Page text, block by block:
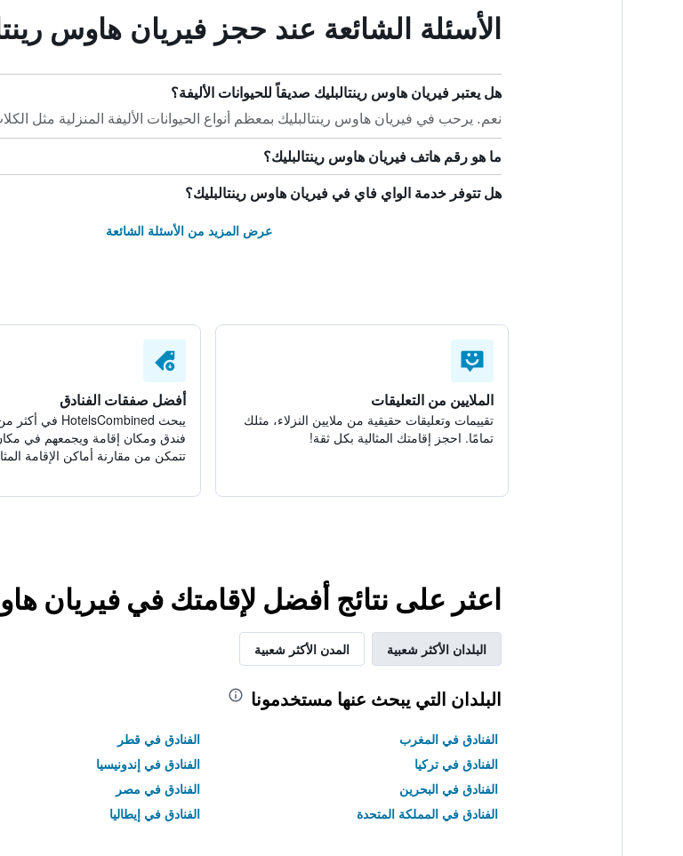
الأسئلة الشائعة عند حجز فيريان هاوس
هل يعتبر فيريان هاوس رينتالبليك صديقاً للحيوانات الأليفة؟
نعم. يرحب في فيريان هاوس رينتالبليك بمعظم أنواع الحيوانات الأليفة المنزلية مثل
ما هو رقم هاتف فيريان هاوس رينتالبليك؟
هل تتوفر خدمة الواي فاي في فيريان هاوس رينتالبليك؟
عرض المزيد من الأسئلة الشائعة
الملايين من التعليقات
تقييمات وتعليقات حقيقية من ملايين النزلاء، مثلك
تمامًا. احجز إقامتك المثالية بكل ثقة!
أفضل صفقات الفنادق
فندق ومكان إقامة ويجمعهم في
تتمكن من مقارنة أماكن الإقامة
اعثر على نتائج أفضل لإقامتك في فيريان
البلدان الأكثر شعبية المدن الأكثر شعبية
البلدان التي يبحث عنها مستخدمونا
الفنادق في المغرب الفنادق في قطر
الفنادق في تركيا
الفنادق في إندونيسيا
الفنادق في البحرين
الفنادق في مصر
الفنادق في المملكة المتحدة
الفنادق في إيطاليا